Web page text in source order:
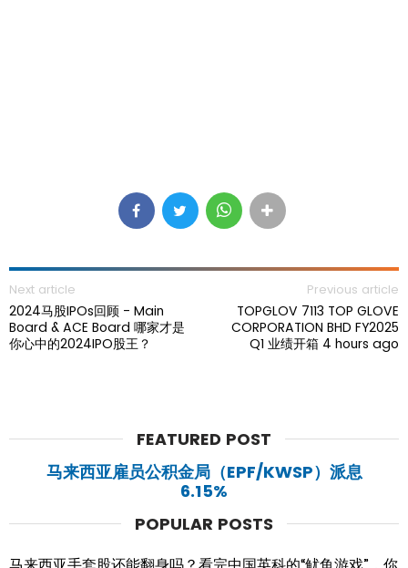
Next article
2024马股IPOs回顾 - Main
Board & ACE Board 哪家才是
你心中的2024IPO股王？
Previous article
TOPGLOV 7113 TOP GLOVE
CORPORATION BHD FY2025
Q1 业绩开箱 4 hours ago
FEATURED POST
马来西亚雇员公积金局（EPF/KWSP）派息
6.15%
POPULAR POSTS